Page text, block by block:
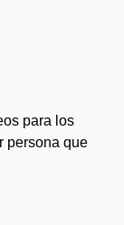
para los
persona que